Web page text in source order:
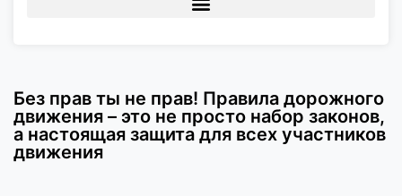
Без прав ты не прав! Правила дорожного
движения – это не просто набор законов,
а настоящая защита для всех участников
движения